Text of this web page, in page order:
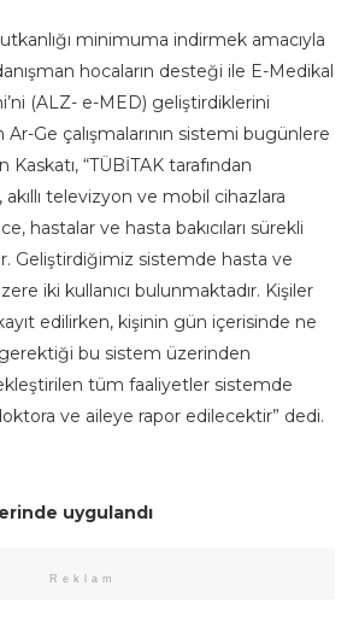
minimuma indirmek amacıyla
hocaların desteği ile E-Medikal
(ALZ- e-MED) geliştirdiklerini
Ge çalışmalarının sistemi bugünlere
“TÜBİTAK tarafından
akıllı televizyon ve mobil cihazlara
hastalar ve hasta bakıcıları sürekli
Geliştirdiğimiz sistemde hasta ve
iki kullanıcı bulunmaktadır. Kişiler
edilirken, kişinin gün içerisinde ne
gerektiği bu sistem üzerinden
tüm faaliyetler sistemde
ve aileye rapor edilecektir” dedi.
uygulandı
Reklam